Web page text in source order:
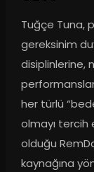
Tuğçe Tuna,
gereksinim
disiplinlerine,
her türlü
olmayı tercih
olduğu
kaynağına